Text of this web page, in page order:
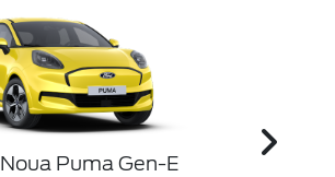
Noua Puma Gen-E